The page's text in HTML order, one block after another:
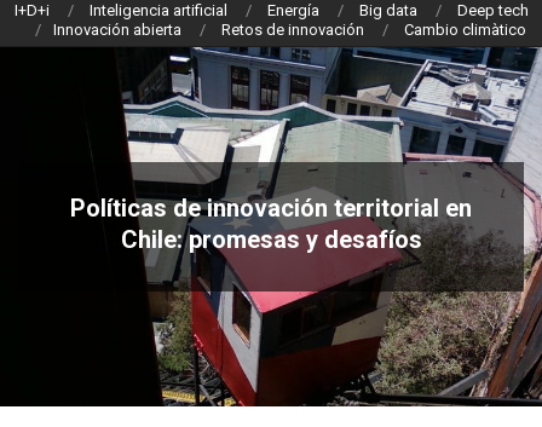
principal
I+D+i Inteligencia artificial Energía Big data
Deep tech
Innovación abierta
Retos de innovación Cambio climàtico
Políticas de innovación territorial en
Chile: promesas y desafíos